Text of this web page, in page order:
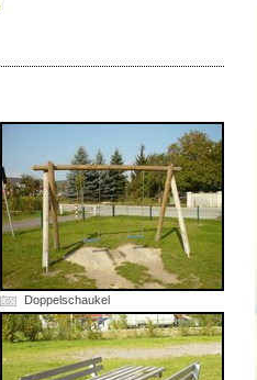
Doppelschaukel